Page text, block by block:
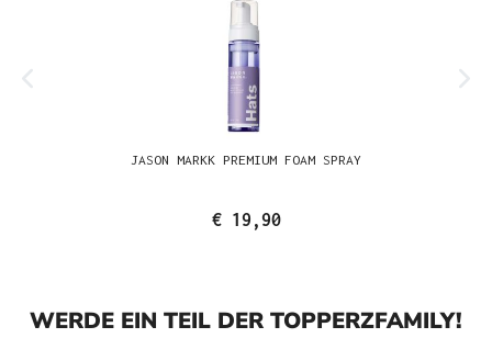
JASON MARKK PREMIUM FOAM SPRAY
€ 19,90
WERDE EIN TEIL DER TOPPERZFAMILY!